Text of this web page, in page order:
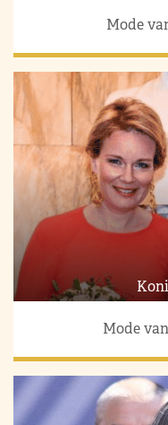
Mode
Mode